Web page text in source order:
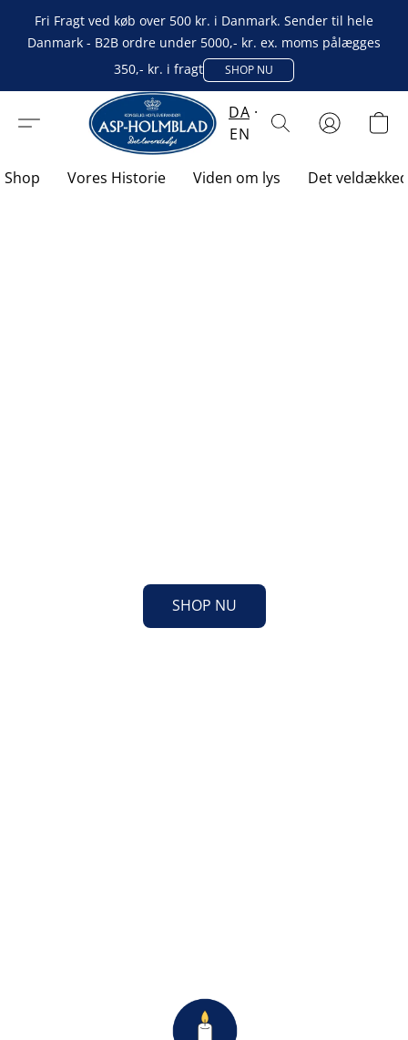
Fri Fragt ved køb over 500 kr. i Danmark. Sender til hele
Danmark - B2B ordre under 5000,- kr. ex. moms pålægges
350,- kr. i fragt
SHOP NU
DA
EN
Shop Vores Historie Viden om lys Det
SHOP NU